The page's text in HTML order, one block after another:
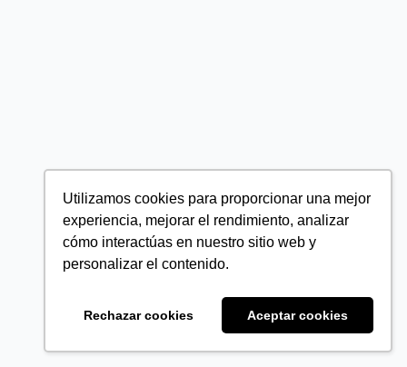
Utilizamos cookies para proporcionar una mejor
experiencia, mejorar el rendimiento, analizar
cómo interactúas en nuestro sitio web y
personalizar el contenido.
Rechazar cookies Aceptar cookies